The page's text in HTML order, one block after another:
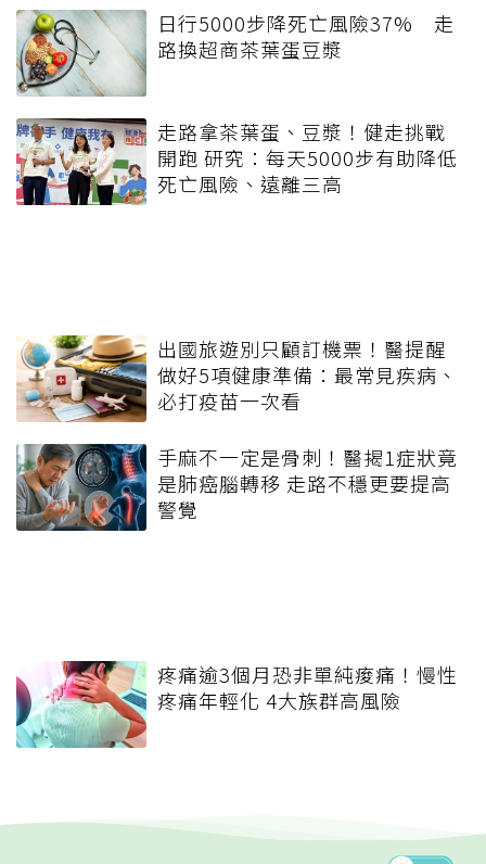
日行5000步降死亡風險37% 走
路換超商茶葉蛋豆漿
走路拿茶葉蛋、豆漿！健走挑戰
開跑 研究：每天5000步有助降低
死亡風險、遠離三高
出國旅遊別只顧訂機票！醫提醒
做好5項健康準備：最常見疾病、
必打疫苗一次看
手麻不一定是骨刺！醫揭1症狀竟
是肺癌腦轉移 走路不穩更要提高
警覺
疼痛逾3個月恐非單純痠痛！慢性
疼痛年輕化 4大族群高風險